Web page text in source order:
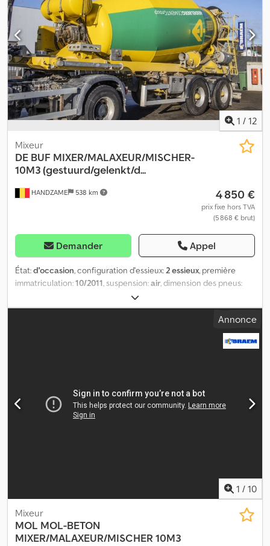
1 / 12
HANDZAME 538 km
Mixeur
DE BUF MIXER/MALAXEUR/MISCHER-
10M3 (gestuurd/gelenkt/d...
4 850 €
prix fixe hors TVA
(5 868 € brut)
Demander Appel
État:d'occasion, configuration d'essieux:2 essieux, première
immatriculation:10/2011, suspension:air, dimension des pneus:
1 420 mm
2011, Matériau utilisable : béton Csdpfeuczfvex Akcerf Dimension
des pneus : 425/65r22.5 Suspension : suspension pneumatique
Essieu arrière 1 : directionnel Transmission : roues Poids à vide : 8
Annonce
1 / 10
Mixeur
MOL MOL-BETON
MIXER/MALAXEUR/MISCHER 10M3